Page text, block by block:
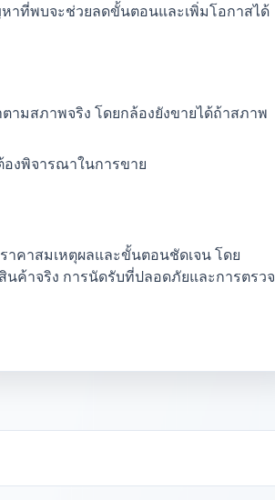
าที่พบจะช่วยลดขั้นตอนและเพิ่มโอกาสได้
ามสภาพจริง โดยกล้องยังขายได้ถ้าสภาพ
องพิจารณาในการขาย
าคาสมเหตุผลและขั้นตอนชัดเจน โดย
ค้าจริง การนัดรับที่ปลอดภัยและการตรวจ